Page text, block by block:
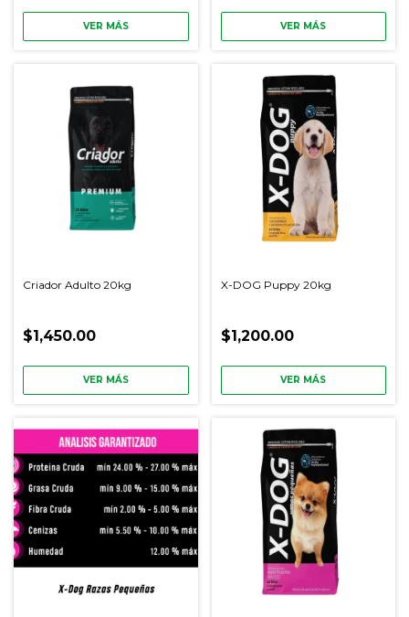
VER MÁS VER MÁS
Criador Adulto 20kg
$1,450.00
VER MÁS
X-DOG Puppy 20kg
$1,200.00
VER MÁS